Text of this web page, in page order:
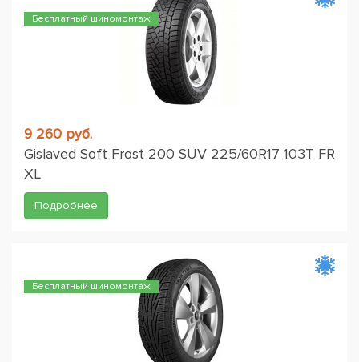
Бесплатный шиномонтаж
9 260 руб.
Gislaved Soft Frost 200 SUV 225/60R17 103T FR
XL
Подробнее
Бесплатный шиномонтаж